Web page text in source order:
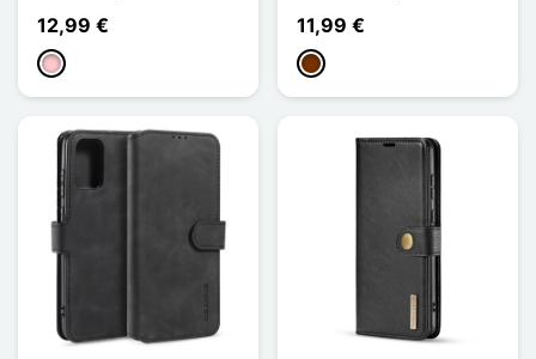
12,99 €
Rosa
11,99 €
Café